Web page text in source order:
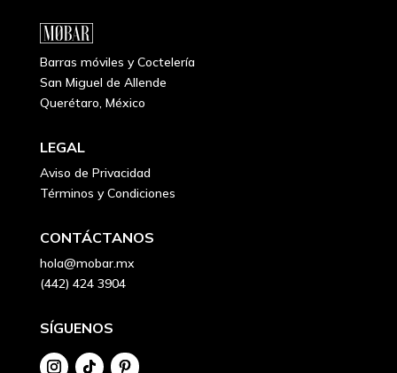
Barras móviles y Coctelería
San Miguel de Allende
Querétaro, México
LEGAL
Aviso de Privacidad
Términos y Condiciones
CONTÁCTANOS
hola@mobar.mx
(442) 424 3904
SÍGUENOS